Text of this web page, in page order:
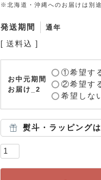
※北海道・沖縄へのお届けは別
発送期間 通年
送料込
お中元期間
お届け_2
①希望す
②希望す
希望しな
熨斗・ラッピング